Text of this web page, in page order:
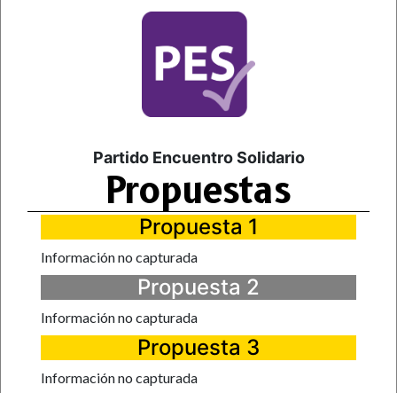
Partido Encuentro Solidario
Propuestas
Propuesta 1
Información no capturada
Propuesta 2
Información no capturada
Propuesta 3
Información no capturada